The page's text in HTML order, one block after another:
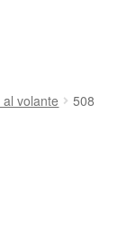
volante 508